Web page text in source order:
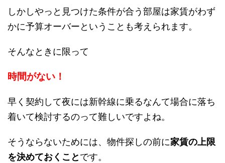
しかしやっと見つけた条件が合う部屋は家賃がわず
かに予算オーバーということも考えられます。
そんなときに限って
時間がない！
早く契約して夜には新幹線に乗るなんて場合に落ち
着いて検討するのって難しいですよね。
そうならないためには、物件探しの前に家賃の上限
を決めておくことです。